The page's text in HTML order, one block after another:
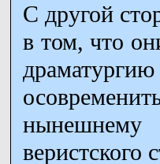
С другой
в том, что
нынешнему
веристского